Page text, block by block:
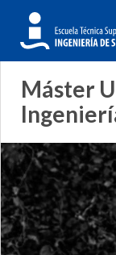
de
Search
Máster